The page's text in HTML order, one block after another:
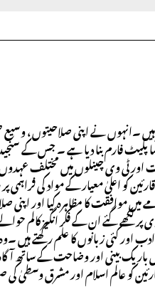
۔انہوں نے اپنی صلاحیتوں ،
فارم بنا دیا ہے ۔ جس کے
اور ٹی وی چینلوں میں مختلف
کو اعلیٰ معیار کے مواد کی فراہمی
موافقت کا مظاہرہ کیا اور اپنی
پر لکھے گئے ان کے فکر انگیز کالم
کئی زبانوں کا علم رکھتے ہیں
باریک بینی اور وضاحت کے ساتھ
کو عالم اسلام اور مشرق